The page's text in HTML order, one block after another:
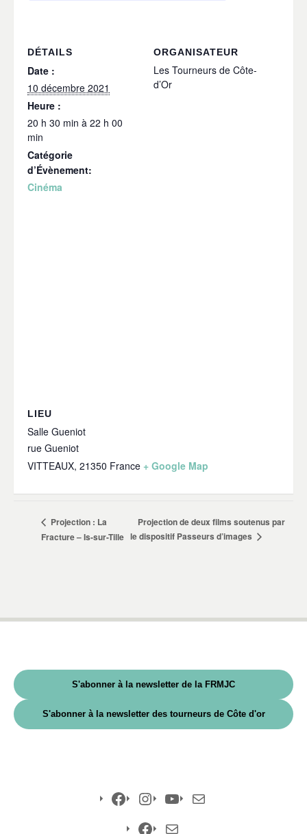
DÉTAILS
Date :
10 décembre 2021
Heure :
20 h 30 min à 22 h 00
min
Catégorie
d’Évènement:
Cinéma
ORGANISATEUR
Les Tourneurs de Côte-
d’Or
LIEU
Salle Gueniot
rue Gueniot
VITTEAUX, 21350 France + Google Map
Projection : La
Fracture – Is-sur-Tille
Projection de deux films soutenus par
le dispositif Passeurs d’images
S'abonner à la newsletter de la FRMJC
S'abonner à la newsletter des tourneurs de Côte d'or
Facebook